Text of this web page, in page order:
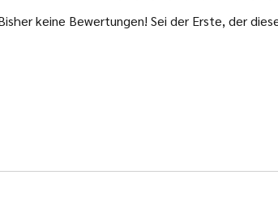
keine Bewertungen! Sei der Erste, der